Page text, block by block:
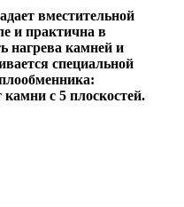
вместительной
и практична в
нагрева камней и
специальной
с 5 плоскостей.